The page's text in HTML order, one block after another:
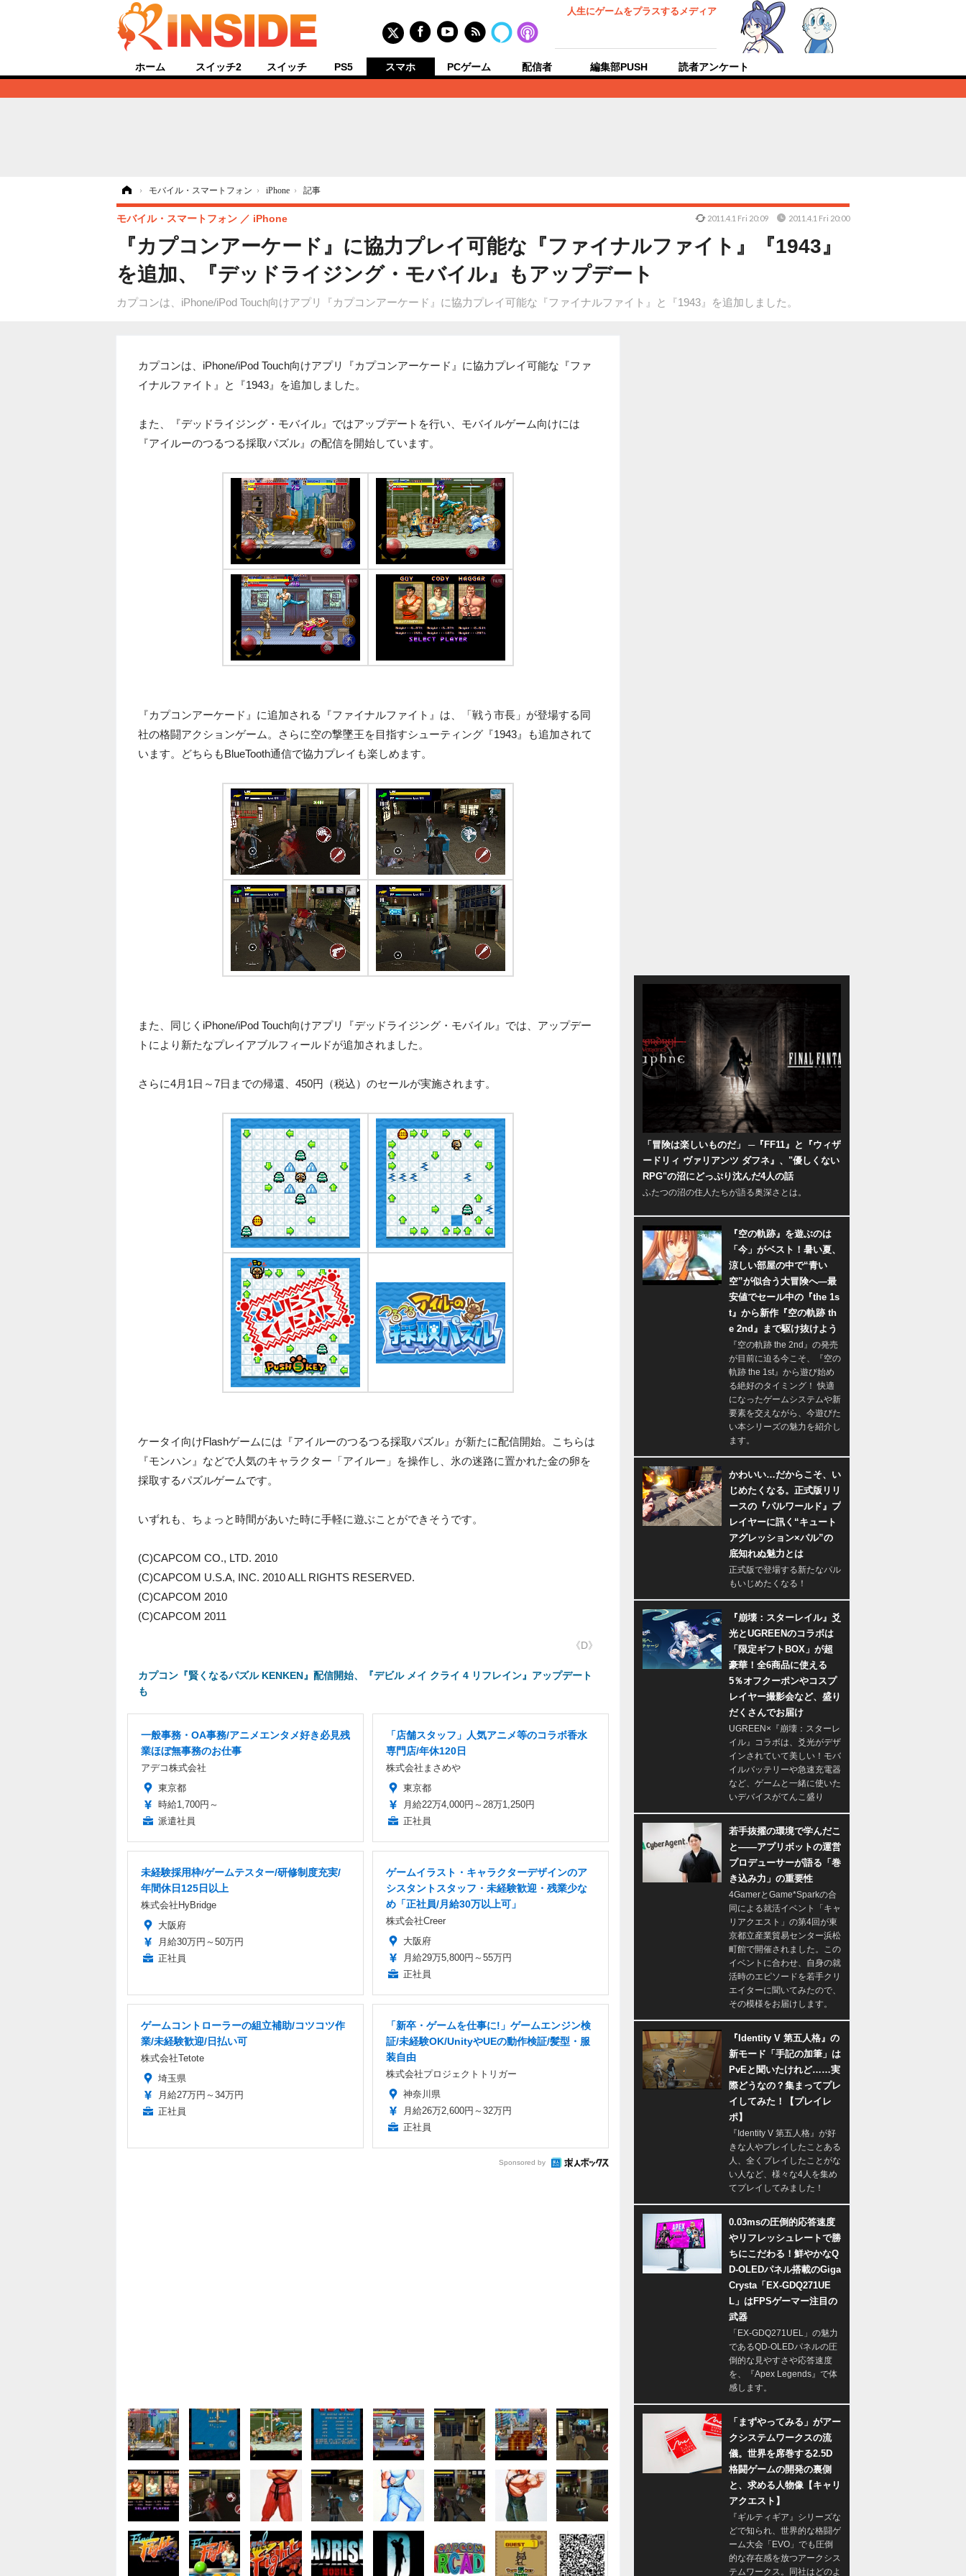
人生にゲームをプラスするメディア
ホーム スイッチ2 スイッチ PS5 スマホ PCゲーム 配信者 編集部PUSH 読者アンケート
› モバイル・スマートフォン › iPhone › 記事
『カプコンアーケード』に協力プレイ可能な『ファイナルファイト』『1943』
を追加、『デッドライジング・モバイル』もアップデート
カプコンは、iPhone/iPod Touch向けアプリ『カプコンアーケード』に協力プレイ可能な『ファイナルファイト』と『1943』を追加しました。
モバイル・スマートフォン iPhone 2011.4.1 Fri 20:09 2011.4.1 Fri 20:00
カプコンは、iPhone/iPod Touch向けアプリ『カプコンアーケード』に協力プレイ可能な『ファ
イナルファイト』と『1943』を追加しました。
また、『デッドライジング・モバイル』ではアップデートを行い、モバイルゲーム向けには
『アイルーのつるつる採取パズル』の配信を開始しています。
『カプコンアーケード』に追加される『ファイナルファイト』は、「戦う市長」が登場する同
社の格闘アクションゲーム。さらに空の撃墜王を目指すシューティング『1943』も追加されて
います。どちらもBlueTooth通信で協力プレイも楽しめます。
また、同じくiPhone/iPod Touch向けアプリ『デッドライジング・モバイル』では、アップデー
トにより新たなプレイアブルフィールドが追加されました。
さらに4月1日～7日までの帰還、450円（税込）のセールが実施されます。
ケータイ向けFlashゲームには『アイルーのつるつる採取パズル』が新たに配信開始。こちらは
『モンハン』などで人気のキャラクター「アイルー」を操作し、氷の迷路に置かれた金の卵を
採取するパズルゲームです。
いずれも、ちょっと時間があいた時に手軽に遊ぶことができそうです。
(C)CAPCOM CO., LTD. 2010
(C)CAPCOM U.S.A, INC. 2010 ALL RIGHTS RESERVED.
(C)CAPCOM 2010
(C)CAPCOM 2011
《D》
カプコン『賢くなるパズル KENKEN』配信開始、『デビル メイ クライ 4 リフレイン』アップデート
も
一般事務・OA事務/アニメエンタメ好き必見残
業ほぼ無事務のお仕事
アデコ株式会社
東京都
時給1,700円～
派遣社員
「店舗スタッフ」人気アニメ等のコラボ香水
専門店/年休120日
株式会社まさめや
東京都
月給22万4,000円～28万1,250円
正社員
未経験採用枠/ゲームテスター/研修制度充実/
年間休日125日以上
株式会社HyBridge
大阪府
月給30万円～50万円
正社員
ゲームイラスト・キャラクターデザインのア
シスタントスタッフ・未経験歓迎・残業少な
め「正社員/月給30万以上可」
株式会社Creer
大阪府
月給29万5,800円～55万円
正社員
ゲームコントローラーの組立補助/コツコツ作
業/未経験歓迎/日払い可
株式会社Tetote
埼玉県
月給27万円～34万円
正社員
「新卒・ゲームを仕事に!」ゲームエンジン検
証/未経験OK/UnityやUEの動作検証/髪型・服
装自由
株式会社プロジェクトトリガー
神奈川県
月給26万2,600円～32万円
正社員
Sponsored by
「冒険は楽しいものだ」 ─『FF11』と『ウィザ
ードリィ ヴァリアンツ ダフネ』、"優しくない
RPG"の沼にどっぷり沈んだ4人の話
ふたつの沼の住人たちが語る奥深さとは。
『空の軌跡』を遊ぶのは
「今」がベスト！暑い夏、
涼しい部屋の中で“青い
空”が似合う大冒険へ―最
安値でセール中の『the 1s
t』から新作『空の軌跡 th
e 2nd』まで駆け抜けよう
『空の軌跡 the 2nd』の発売
が目前に迫る今こそ、『空の
軌跡 the 1st』から遊び始め
る絶好のタイミング！ 快適
になったゲームシステムや新
要素を交えながら、今遊びた
い本シリーズの魅力を紹介し
ます。
かわいい…だからこそ、い
じめたくなる。正式版リリ
ースの『パルワールド』プ
レイヤーに訊く“キュート
アグレッション×パル”の
底知れぬ魅力とは
正式版で登場する新たなパル
もいじめたくなる！
『崩壊：スターレイル』爻
光とUGREENのコラボは
「限定ギフトBOX」が超
豪華！全6商品に使える
5％オフクーポンやコスプ
レイヤー撮影会など、盛り
だくさんでお届け
UGREEN×『崩壊：スターレ
イル』コラボは、爻光がデザ
インされていて美しい！モバ
イルバッテリーや急速充電器
など、ゲームと一緒に使いた
いデバイスがてんこ盛り
若手抜擢の環境で学んだこ
と――アプリボットの運営
プロデューサーが語る「巻
き込み力」の重要性
4GamerとGame*Sparkの合
同による就活イベント「キャ
リアクエスト」の第4回が東
京都立産業貿易センター浜松
町館で開催されました。この
イベントに合わせ、自身の就
活時のエピソードを若手クリ
エイターに聞いてみたので、
その模様をお届けします。
『Identity V 第五人格』の
新モード「手記の加筆」は
PvEと聞いたけれど……実
際どうなの？集まってプレ
イしてみた！【プレイレ
ポ】
『Identity V 第五人格』が好
きな人やプレイしたことある
人、全くプレイしたことがな
い人など、様々な4人を集め
てプレイしてみました！
0.03msの圧倒的応答速度
やリフレッシュレートで勝
ちにこだわる！鮮やかなQ
D-OLEDパネル搭載のGiga
Crysta「EX-GDQ271UE
L」はFPSゲーマー注目の
武器
「EX-GDQ271UEL」の魅力
であるQD-OLEDパネルの圧
倒的な見やすさや応答速度
を、『Apex Legends』で体
感します。
「まずやってみる」がアー
クシステムワークスの流
儀。世界を席巻する2.5D
格闘ゲームの開発の裏側
と、求める人物像【キャリ
アクエスト】
『ギルティギア』シリーズな
どで知られ、世界的な格闘ゲ
ーム大会「EVO」でも圧倒
的な存在感を放つアークシス
テムワークス。同社はどのよ